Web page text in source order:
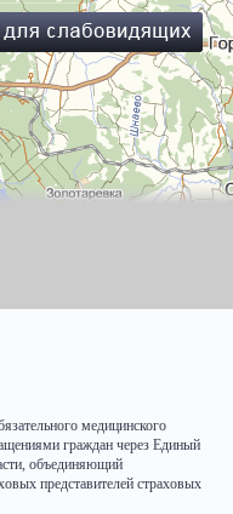
медицинского
граждан через Единый
объединяющий
представителей страховых